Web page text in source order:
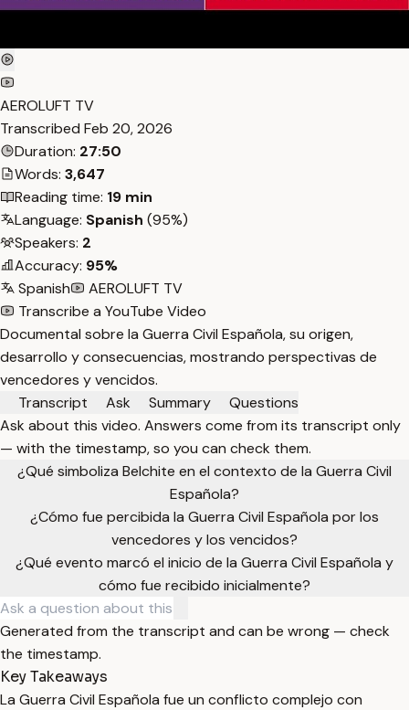
AEROLUFT TV
Transcribed Feb 20, 2026
Duration: 27:50
Words: 3,647
Reading time: 19 min
Language: Spanish (95%)
Speakers: 2
Accuracy: 95%
Spanish
AEROLUFT TV
Transcribe a YouTube Video
Documental sobre la Guerra Civil Española, su origen,
desarrollo y consecuencias, mostrando perspectivas de
vencedores y vencidos.
Transcript
Ask Summary
Questions
Ask about this video. Answers come from its transcript only
— with the timestamp, so you can check them.
¿Qué simboliza Belchite en el contexto de la Guerra Civil
Española?
¿Cómo fue percibida la Guerra Civil Española por los
vencedores y los vencidos?
¿Qué evento marcó el inicio de la Guerra Civil Española y
cómo fue recibido inicialmente?
Generated from the transcript and can be wrong — check
the timestamp.
Key Takeaways
La Guerra Civil Española fue un conflicto complejo con